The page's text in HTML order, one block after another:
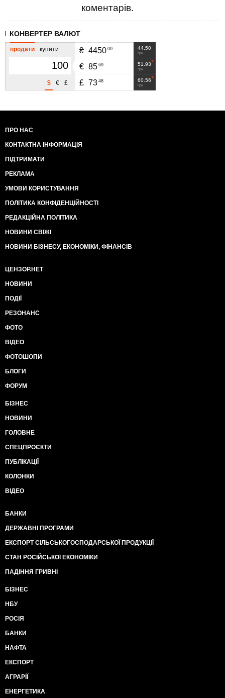
коментарів.
КОНВЕРТЕР ВАЛЮТ
продати купити
£
€
$
44.50
грн
₴ 4450 00
51.93
грн
€ 85 69
60.56
грн
£ 73 48
ПРО НАС
КОНТАКТНА ІНФОРМАЦІЯ
ПІДТРИМАТИ
РЕКЛАМА
УМОВИ КОРИСТУВАННЯ
ПОЛІТИКА КОНФІДЕНЦІЙНОСТІ
РЕДАКЦІЙНА ПОЛІТИКА
НОВИНИ СВІЖІ
НОВИНИ БІЗНЕСУ, ЕКОНОМІКИ, ФІНАНСІВ
ЦЕНЗОР.НЕТ
НОВИНИ
ПОДІЇ
РЕЗОНАНС
ФОТО
ВІДЕО
ФОТОШОПИ
БЛОГИ
ФОРУМ
БІЗНЕС
НОВИНИ
ГОЛОВНЕ
СПЕЦПРОЄКТИ
ПУБЛІКАЦІЇ
КОЛОНКИ
ВІДЕО
БАНКИ
ДЕРЖАВНІ ПРОГРАМИ
ЕКСПОРТ СІЛЬСЬКОГОСПОДАРСЬКОЇ ПРОДУКЦІЇ
СТАН РОСІЙСЬКОЇ ЕКОНОМІКИ
ПАДІННЯ ГРИВНІ
БІЗНЕС
НБУ
РОСІЯ
БАНКИ
НАФТА
ЕКСПОРТ
АГРАРІЇ
ЕНЕРГЕТИКА